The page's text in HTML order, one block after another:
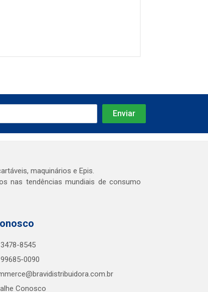
maquinários e Epis.
nas tendências mundiais de consumo
8545
0090
Conosco